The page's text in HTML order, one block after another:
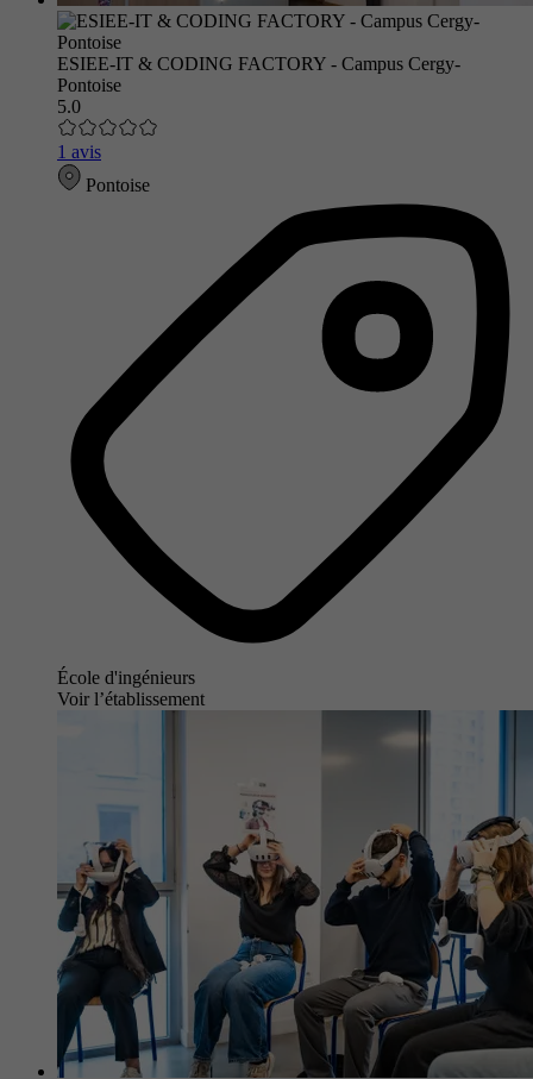
ESIEE-IT & CODING FACTORY - Campus Cergy-
Pontoise
5.0
1 avis
Pontoise
École d'ingénieurs
Voir l’établissement